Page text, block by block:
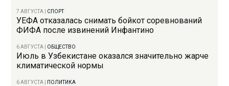
7 АВГУСТА СПОРТ
УЕФА отказалась снимать бойкот соревнований
ФИФА после извинений Инфантино
6 АВГУСТА ОБЩЕСТВО
Июль в Узбекистане оказался значительно жарче
климатической нормы
6 АВГУСТА ПОЛИТИКА